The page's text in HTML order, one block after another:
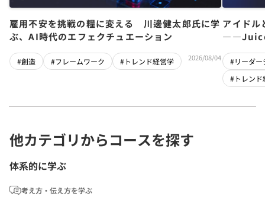
雇用不安を挑戦の糧に変える 川邊健太郎氏に学
ぶ、AI時代のエフェクチュエーション
#創造 #フレームワーク #トレンド経営学 2026/08/04
アイドル
#リーダー
#トレンド
他カテゴリからコースを探す
体系的に学ぶ
考え方・伝え方を学ぶ